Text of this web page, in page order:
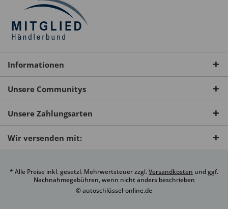
Informationen
Unsere Communitys
Unsere Zahlungsarten
Wir versenden mit:
* Alle Preise inkl. gesetzl. Mehrwertsteuer zzgl.Versandkosten und ggf.
Nachnahmegebühren, wenn nicht anders beschrieben
© autoschlüssel-online.de